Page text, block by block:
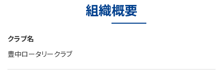
組織概要
クラブ名
豊中ロータリークラブ